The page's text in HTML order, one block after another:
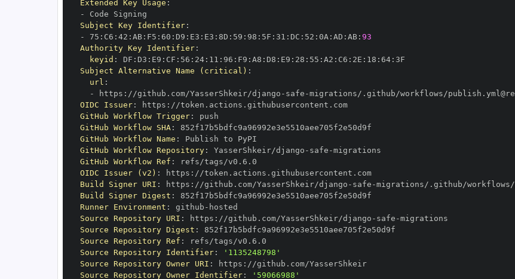
Extended Key Usage :
-
Subject Key Identifier:
-
75 : C6 : 42 : AB: F5 : 60 : D9 : E3 : E3 : 8D : 59 : 98 : 5F : 31 : DC : 52 : 0A : AD : AB: 93
Authority Key Identifier:
keyid : DF : D3 : E9 : CF : 56 : 24: 11 : 96 : F9 : A8 : D8 : E9 : 28 : 55 : A2 : C6 : 2E : 18 : 64:
Subject Alternative Name (critical) :
url :
-
https : //github.com/YasserShkeir/django - safe -
OIDC Issuer: https :
//token.actions.githubusercontent.com
GitHub Workflow Trigger:
GitHub Workflow SHA:
GitHub Workflow Name :
GitHub Workflow Repository: YasserShkeir/django - safe -
GitHub Workflow Ref :
OIDC Issuer (v2) : https :
//token.actions.githubusercontent.com
Build Signer URI : https : //github.com/YasserShkeir/django - safe -
Build Signer Digest :
Runner Environment : github -
Source Repository URI : https : //github.com/YasserShkeir/django - safe -
Source Repository Digest :
Source Repository Ref :
Source Repository Identifier:
'1135248798'
Source Repository Owner URI : https :
//github.com/YasserShkeir
Source Repository Owner Identifier: '59066988'